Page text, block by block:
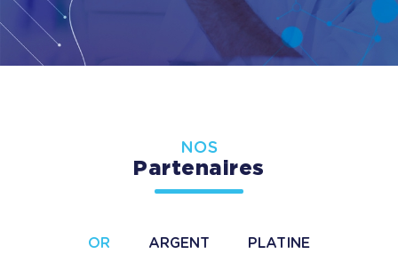
NOS
Partenaires
OR ARGENT PLATINE